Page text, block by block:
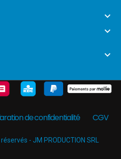



de confidentialité CGV
- JM PRODUCTION SRL